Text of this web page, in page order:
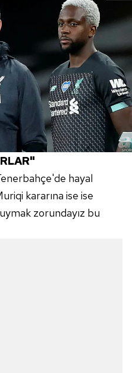
hayal
kararına ise ise
zorundayız bu